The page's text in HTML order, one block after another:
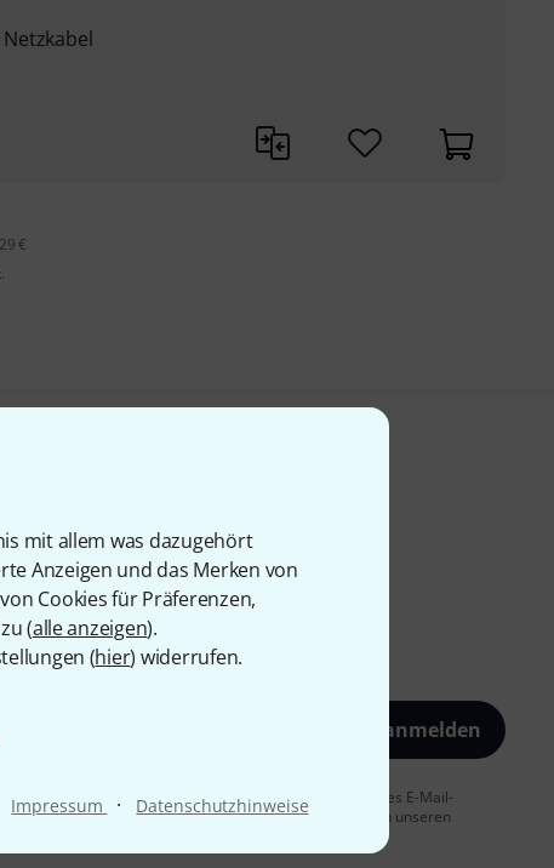
mit allem was dazugehört
Anzeigen und das Merken von
Cookies für Präferenzen,
(alle anzeigen).
(hier) widerrufen.
Impressum · Datenschutzhinweise
€
Jetzt anmelden
Sie dem Erhalt von E-Mail-Werbung und einer Messung des E-Mail-
ist jederzeit möglich. Weitere Informationen finden Sie in unseren